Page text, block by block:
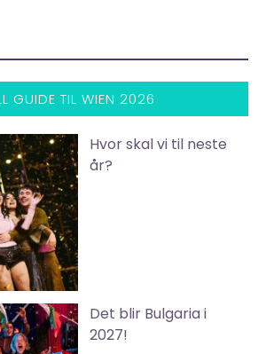
GUIDE TIL WIEN 2026
Hvor skal vi til neste
år?
Det blir Bulgaria i
2027!